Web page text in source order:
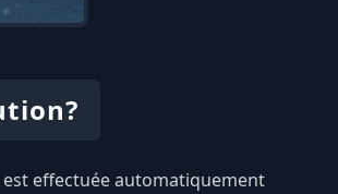
est effectuée automatiquement